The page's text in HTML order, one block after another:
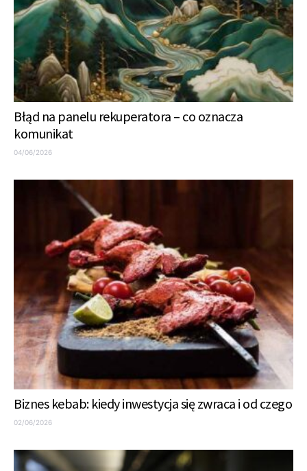
Błąd na panelu rekuperatora – co oznacza
komunikat
04/06/2026
Biznes kebab: kiedy inwestycja się zwraca i od czego
02/06/2026